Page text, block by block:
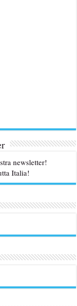
newsletter!
Italia!